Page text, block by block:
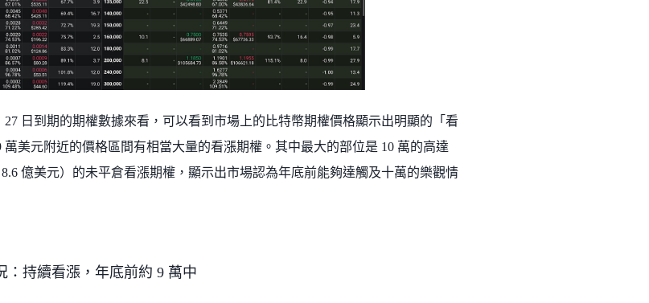
27 日到期的期權數據來看，可以看到市場上的比特幣期權價格顯示出明顯的「看
美元附近的價格區間有相當大量的看漲期權。其中最大的部位是 10 萬的高達
億美元）的未平倉看漲期權，顯示出市場認為年底前能夠達觸及十萬的樂觀情
：持續看漲，年底前約 9 萬中